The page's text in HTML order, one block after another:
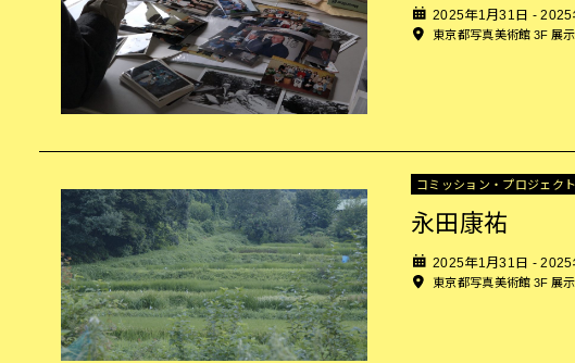
2025年1月31日 - 2025
東京都写真美術館 3F 展
コミッション・プロジェクト
永田康祐
2025年1月31日 - 2025
東京都写真美術館 3F 展